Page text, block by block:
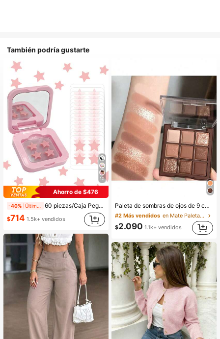
También podría gustarte
10
Ahorro de $476
-40% 60 piezas/Caja Pegatinas de estrella lindas - Pegatinas faciales, sin alcohol, sin fragancia, suaves en la piel, fáciles de aplicar, resistentes al agua, ideales para decoraciones de fiesta, pegatinas faciales, espejos de maquillaje, adecuadas para maquillaje, decoración de habitaciones, tocador, viajes, dormitorio, accesorios de maquillaje, colores: rosa, negro, amarillo, blanco, verde, multicolor, tono de piel. Incluye 1 paquete de 40 piezas/hoja
$714 1.5k+ vendidos
Paleta de sombras de ojos de 9 colores de tonos tierra neutros de chocolate con leche, maquillaje ligero, brillo y purpurina, herramientas de maquillaje de ojos
#2 Más vendidos
en Mate Paletas de sombras de ojos
$2.090 1.1k+ vendidos